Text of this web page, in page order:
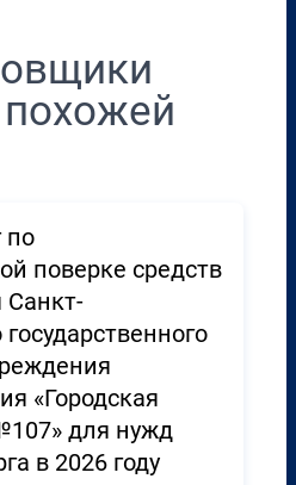
по
поверке средств
Санкт-
государственного
«Городская
для нужд
в 2026 году